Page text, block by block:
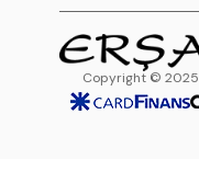
Copyright © 2025